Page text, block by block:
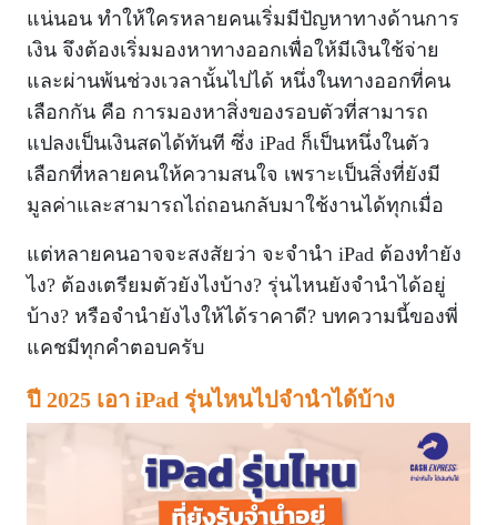
แน่นอน ทำให้ใครหลายคนเริ่มมีปัญหาทางด้านการ
เงิน จึงต้องเริ่มมองหาทางออกเพื่อให้มีเงินใช้จ่าย
และผ่านพ้นช่วงเวลานั้นไปได้ หนึ่งในทางออกที่คน
เลือกกัน คือ การมองหาสิ่งของรอบตัวที่สามารถ
แปลงเป็นเงินสดได้ทันที ซึ่ง iPad ก็เป็นหนึ่งในตัว
เลือกที่หลายคนให้ความสนใจ เพราะเป็นสิ่งที่ยังมี
มูลค่าและสามารถไถ่ถอนกลับมาใช้งานได้ทุกเมื่อ
แต่หลายคนอาจจะสงสัยว่า จะจำนำ iPad ต้องทำยัง
ไง? ต้องเตรียมตัวยังไงบ้าง? รุ่นไหนยังจำนำได้อยู่
บ้าง? หรือจำนำยังไงให้ได้ราคาดี? บทความนี้ของพี่
แคชมีทุกคำตอบครับ
ปี 2025 เอา iPad รุ่นไหนไปจำนำได้บ้าง